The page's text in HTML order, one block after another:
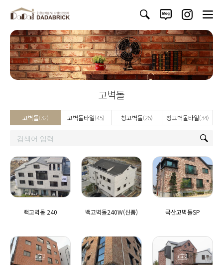
고벽돌
고벽돌(32) 고벽돌타일(45) 청고벽돌(26) 청고벽돌타일(34)
백고벽돌 240 백고벽돌240W(신품) 국산고벽돌SP